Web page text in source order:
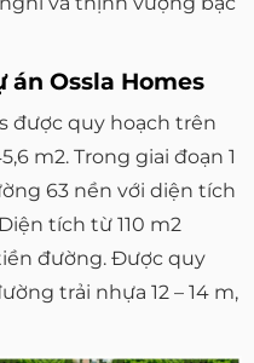
Ossla Homes
được quy hoạch trên
m2. Trong giai đoạn 1
63 nền với diện tích
tích từ 110 m2
đường. Được quy
trải nhựa 12 – 14 m,